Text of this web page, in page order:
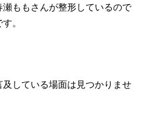
ももさんが整形しているので
。
している場面は見つかりませ